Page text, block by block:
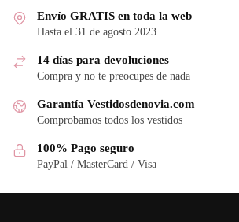
Envío GRATIS en toda la web
Hasta el 31 de agosto 2023
14 días para devoluciones
Compra y no te preocupes de nada
Garantía Vestidosdenovia.com
Comprobamos todos los vestidos
100% Pago seguro
PayPal / MasterCard / Visa